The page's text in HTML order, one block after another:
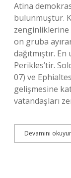
Atina
bulunmuştur.
on gruba
dağıtmıştır.
Perikles’tir.
07) ve
gelişmesine
vatandaşları
Devamını